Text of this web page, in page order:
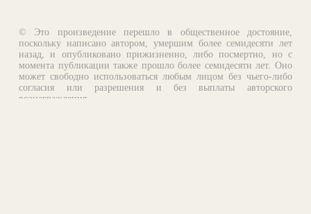
© Это произведение перешло в общественное достояние,
поскольку написано автором, умершим более семидесяти лет
назад, и опубликовано прижизненно, либо посмертно, но с
момента публикации также прошло более семидесяти лет. Оно
может свободно использоваться любым лицом без чьего-либо
согласия или разрешения и без выплаты авторского
вознаграждения.